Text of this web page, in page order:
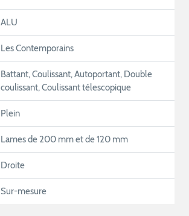
ALU
Les Contemporains
Battant, Coulissant, Autoportant, Double
coulissant, Coulissant télescopique
Plein
Lames de 200 mm et de 120 mm
Droite
Sur-mesure